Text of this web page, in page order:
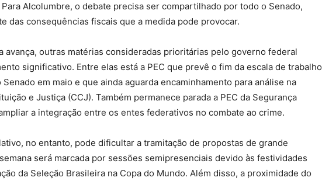
Alcolumbre, o debate precisa ser compartilhado por todo o Senado,
das consequências fiscais que a medida pode provocar.
avança, outras matérias consideradas prioritárias pelo governo federal
significativo. Entre elas está a PEC que prevê o fim da escala de trabalho
Senado em maio e que ainda aguarda encaminhamento para análise na
e Justiça (CCJ). Também permanece parada a PEC da Segurança
a integração entre os entes federativos no combate ao crime.
no entanto, pode dificultar a tramitação de propostas de grande
será marcada por sessões semipresenciais devido às festividades
da Seleção Brasileira na Copa do Mundo. Além disso, a proximidade do